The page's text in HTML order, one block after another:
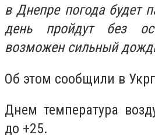
в Днепре погода будет
день пройдут без
возможен сильный
Об этом сообщили в
Днем температура
до +25.